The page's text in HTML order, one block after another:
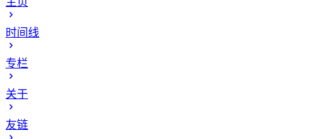
时间线
专栏
关于
友链